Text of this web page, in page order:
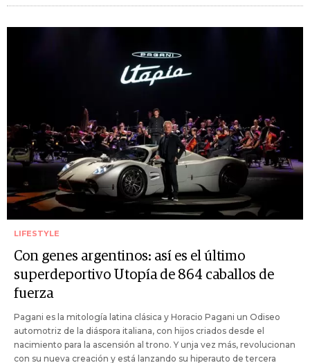
LIFESTYLE
Con genes argentinos: así es el último
superdeportivo Utopía de 864 caballos de
fuerza
Pagani es la mitología latina clásica y Horacio Pagani un Odiseo
automotriz de la diáspora italiana, con hijos criados desde el
nacimiento para la ascensión al trono. Y unja vez más, revolucionan
con su nueva creación y está lanzando su hiperauto de tercera